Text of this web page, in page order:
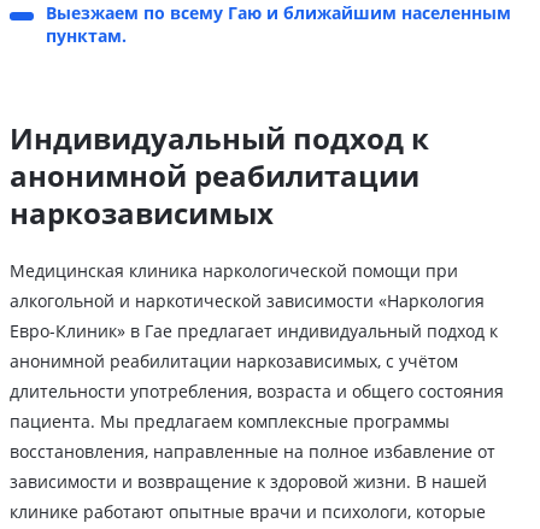
Выезжаем по всему Гаю и ближайшим населенным
пунктам.
Индивидуальный подход к
анонимной реабилитации
наркозависимых
Медицинская клиника наркологической помощи при
алкогольной и наркотической зависимости «Наркология
Евро-Клиник» в Гае предлагает индивидуальный подход к
анонимной реабилитации наркозависимых, с учётом
длительности употребления, возраста и общего состояния
пациента. Мы предлагаем комплексные программы
восстановления, направленные на полное избавление от
зависимости и возвращение к здоровой жизни. В нашей
клинике работают опытные врачи и психологи, которые